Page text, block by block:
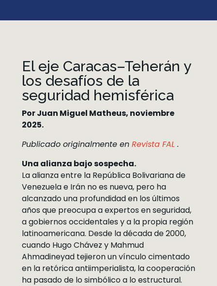
El eje Caracas–Teherán y
los desafíos de la
seguridad hemisférica
Por Juan Miguel Matheus, noviembre
2025.
Publicado originalmente en Revista FAL .
Una alianza bajo sospecha.
La alianza entre la República Bolivariana de
Venezuela e Irán no es nueva, pero ha
alcanzado una profundidad en los últimos
años que preocupa a expertos en seguridad,
a gobiernos occidentales y a la propia región
latinoamericana. Desde la década de 2000,
cuando Hugo Chávez y Mahmud
Ahmadineyad tejieron un vínculo cimentado
en la retórica antiimperialista, la cooperación
ha pasado de lo simbólico a lo estructural.